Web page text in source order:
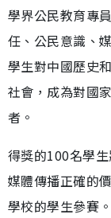
學界公民教育專
任、公民意識、
學生對中國歷史
社會，成為對國
者。
得獎的100名學
媒體傳播正確的
學校的學生參賽